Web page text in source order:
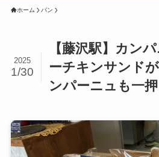
ホーム パン
【藤沢駅】カン
ーチキンサンド
ンパーニュも一
2025
1/30